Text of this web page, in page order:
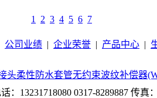
1 2 3 4 5 6 7
公司业绩 | 企业荣誉 | 产品中心 |
头柔性防水套管无约束波纹补偿器
：13231718080 0317-8289887 传真